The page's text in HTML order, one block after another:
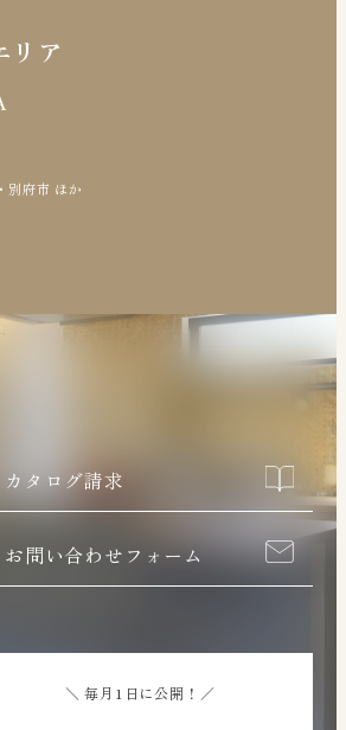
リア
別府市 ほか
カタログ請求
お問い合わせフォーム
＼ 毎月1日に公開！／